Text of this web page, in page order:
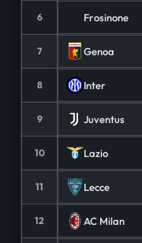
6 Frosinone
7 Genoa
8 Inter
9 Juventus
10 Lazio
11 Lecce
12 AC Milan